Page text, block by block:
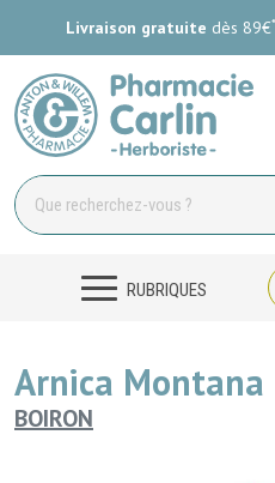
Livraison gratuite dès 89€*
RUBRIQUES
Arnica Montana
BOIRON